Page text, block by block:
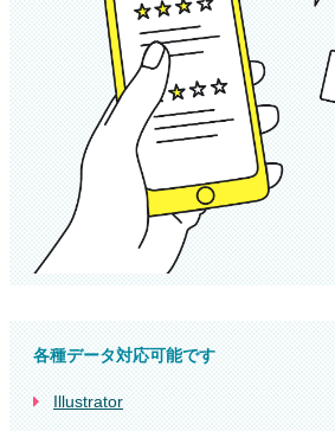
各種データ対応可能です
Illustrator